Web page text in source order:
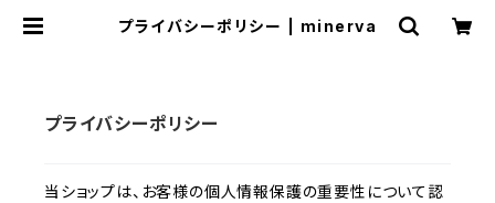
プライバシーポリシー | minerva
プライバシーポリシー
当ショップは、お客様の個人情報保護の重要性について認